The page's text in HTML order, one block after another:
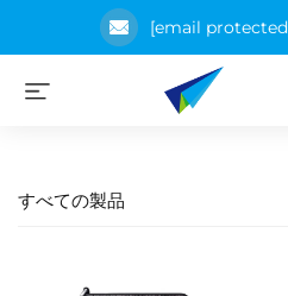
[email
すべての製品